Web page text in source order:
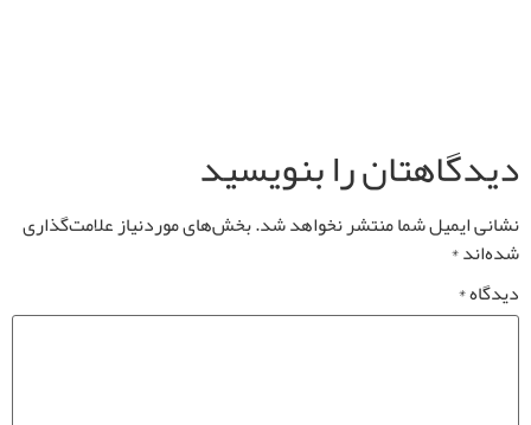
دیدگاهتان را بنویسید
نشانی ایمیل شما منتشر نخواهد شد.بخش‌های موردنیاز علامت‌گذاری
شده‌اند*
دیدگاه*